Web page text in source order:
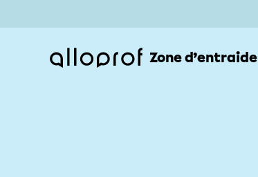
Zone d’entraide